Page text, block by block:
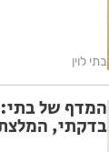
בתי לוין
המדף של
בדקתי,